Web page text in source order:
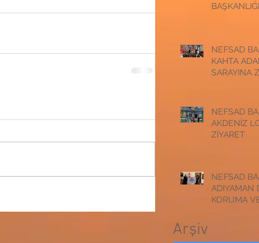
NEFSAD
KAHTA
SARAYINA
NEFSAD
AKDENİZ
ZİYARET
NEFSAD
ADIYAMAN
KORUMA
Arşiv